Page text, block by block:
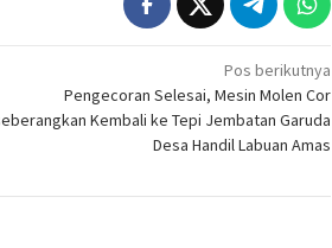
Pos berikutnya
Pengecoran Selesai, Mesin Molen Cor
Kembali ke Tepi Jembatan Garuda
Desa Handil Labuan Amas